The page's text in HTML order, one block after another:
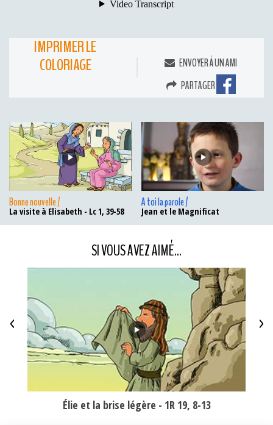
IMPRIMER LE
COLORIAGE
ENVOYER À UN AMI
PARTAGER
Bonne nouvelle /
La visite à Elisabeth - Lc 1, 39-58
A toi la parole /
Jean et le Magnificat
SI VOUS AVEZ AIMÉ...
Élie et la brise légère - 1R 19, 8-13
< >